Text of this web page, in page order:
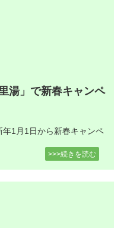
湯」で新春キャンペ
1月1日から新春キャンペ
>>>続きを読む